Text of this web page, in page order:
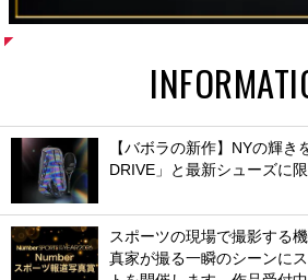
【バボラの新作】NYの輝き
DRIVE」と最新シューズに
スポーツの現場で撮影する
真家が撮る一瞬のシーンに